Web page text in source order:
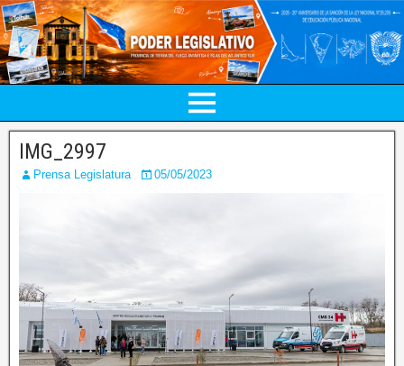
IMG_2997
Prensa Legislatura 05/05/2023